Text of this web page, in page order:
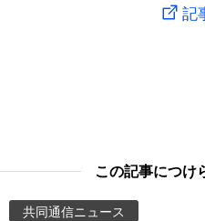
記
この記事につけ
共同通信ニュース